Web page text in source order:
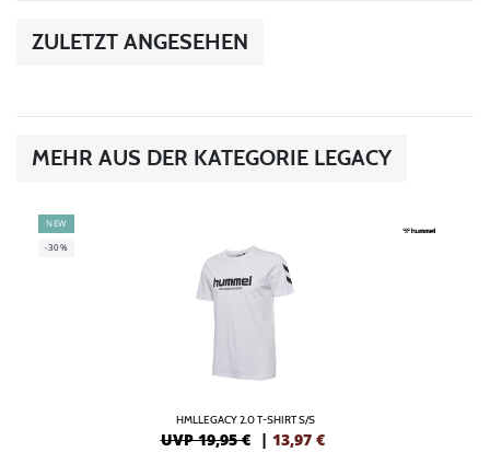
ZULETZT ANGESEHEN
MEHR AUS DER KATEGORIE LEGACY
NEW
-30%
HMLLEGACY 2.0 T-SHIRT S/S
UVP 19,95 € | 13,97 €